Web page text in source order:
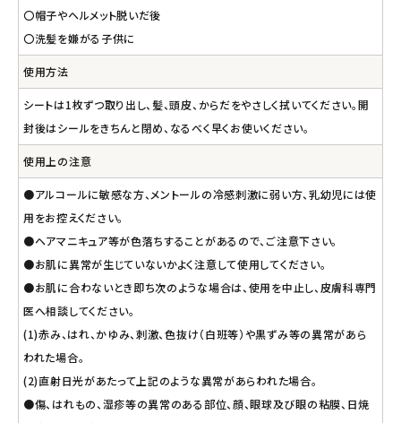
〇帽子やヘルメット脱いだ後
〇洗髪を嫌がる子供に
使用方法
シートは1枚ずつ取り出し、髪、頭皮、からだをやさしく拭いてください。開
封後はシールをきちんと閉め、なるべく早くお使いください。
使用上の注意
●アルコールに敏感な方、メントールの冷感刺激に弱い方、乳幼児には使
用をお控えください。
●ヘアマニキュア等が色落ちすることがあるので、ご注意下さい。
●お肌に異常が生じていないかよく注意して使用してください。
●お肌に合わないとき即ち次のような場合は、使用を中止し、皮膚科専門
医へ相談してください。
(1)赤み、はれ、かゆみ、刺激、色抜け（白班等）や黒ずみ等の異常があら
われた場合。
(2)直射日光があたって上記のような異常があらわれた場合。
●傷、はれもの、湿疹等の異常のある部位、顔、眼球及び眼の粘膜、日焼